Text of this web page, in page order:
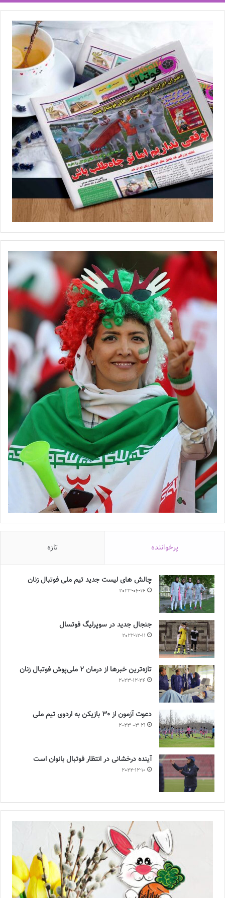
پرخواننده تازه
چالش هاى ليست جدید تيم ملى فوتبال زنان
2023-06-14
جنجال جدید در سوپرلیگ فوتسال
2022-12-11
تازه‌ترین خبرها از درمان ۲ ملی‌پوش فوتبال زنان
2023-12-24
دعوت آزمون از 30 بازیکن به اردوی تیم ملی
2023-03-21
آینده درخشانی در انتظار فوتبال بانوان است
2022-12-10